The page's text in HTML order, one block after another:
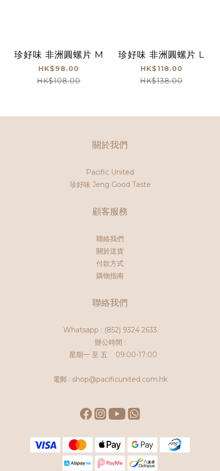
珍好味 非洲圓螺片 M
HK$98.00
HK$108.00
珍好味 非洲圓螺片 L
HK$118.00
HK$138.00
關於我們
Pacific United
珍好味 Jeng Good Taste
顧客服務
聯絡我們
關於送貨
付款方式
購物指南
聯絡我們
Whatsapp : (852) 9324 2633
辦公時間 :
星期一 至 五 09:00-17:00
電郵 : shop@pacificunited.com.hk